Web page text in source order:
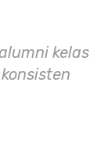
kelas